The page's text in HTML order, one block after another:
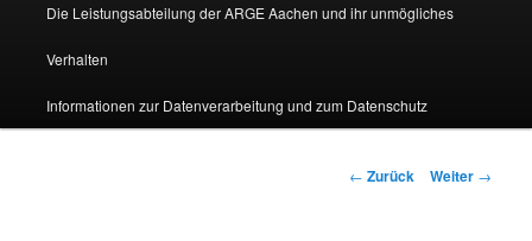
Die Leistungsabteilung der ARGE Aachen und ihr unmögliches
Verhalten
Informationen zur Datenverarbeitung und zum Datenschutz
Beitragsnavigation
← Zurück Weiter →